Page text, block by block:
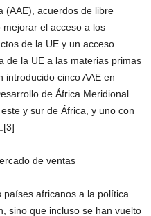
(AAE), acuerdos de libre
el acceso a los
de la UE y un acceso
de la UE a las materias primas
introducido cinco AAE en
de África Meridional
y sur de África, y uno con
de ventas
africanos a la política
sino que incluso se han vuelto